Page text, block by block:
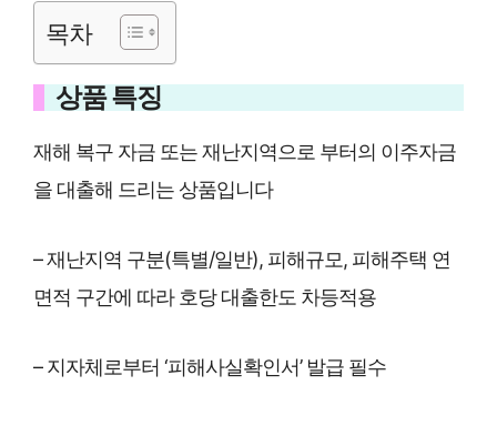
목차
상품 특징
재해 복구 자금 또는 재난지역으로 부터의 이주자금
을 대출해 드리는 상품입니다
– 재난지역 구분(특별/일반), 피해규모, 피해주택 연
면적 구간에 따라 호당 대출한도 차등적용
– 지자체로부터 ‘피해사실확인서’ 발급 필수